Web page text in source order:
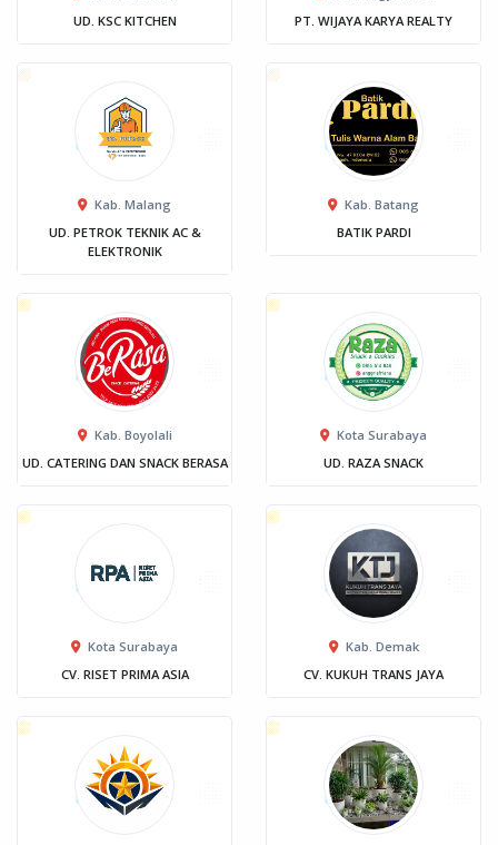
UD. KSC KITCHEN
PT. WIJAYA KARYA REALTY
Kab. Malang
UD. PETROK TEKNIK AC &
ELEKTRONIK
Kab. Batang
BATIK PARDI
Kab. Boyolali
UD. CATERING DAN SNACK BERASA
Kota Surabaya
UD. RAZA SNACK
Kota Surabaya
CV. RISET PRIMA ASIA
Kab. Demak
CV. KUKUH TRANS JAYA